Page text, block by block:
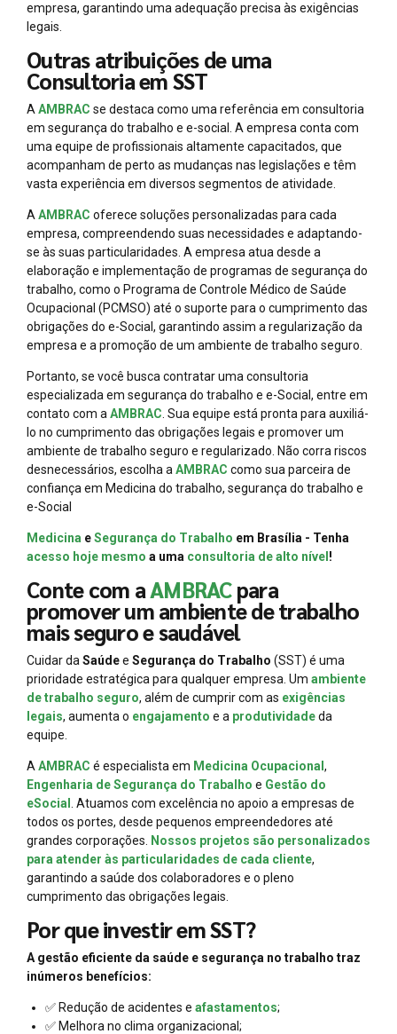
empresa, garantindo uma adequação precisa às exigências
legais.
Outras atribuições de uma
Consultoria em SST
A AMBRAC se destaca como uma referência em consultoria
em segurança do trabalho e e-social. A empresa conta com
uma equipe de profissionais altamente capacitados, que
acompanham de perto as mudanças nas legislações e têm
vasta experiência em diversos segmentos de atividade.
A AMBRAC oferece soluções personalizadas para cada
empresa, compreendendo suas necessidades e adaptando-
se às suas particularidades. A empresa atua desde a
elaboração e implementação de programas de segurança do
trabalho, como o Programa de Controle Médico de Saúde
Ocupacional (PCMSO) até o suporte para o cumprimento das
obrigações do e-Social, garantindo assim a regularização da
empresa e a promoção de um ambiente de trabalho seguro.
Portanto, se você busca contratar uma consultoria
especializada em segurança do trabalho e e-Social, entre em
contato com a AMBRAC . Sua equipe está pronta para auxiliá-
lo no cumprimento das obrigações legais e promover um
ambiente de trabalho seguro e regularizado. Não corra riscos
desnecessários, escolha a AMBRAC como sua parceira de
confiança em Medicina do trabalho, segurança do trabalho e
e-Social
Medicina eSegurança do Trabalho em Brasília - Tenha
acesso hoje mesmo a uma consultoria de alto nível !
Conte com aAMBRACpara
promover um ambiente de trabalho
mais seguro e saudável
Cuidar da Saúdee Segurança do Trabalho (SST) é uma
prioridade estratégica para qualquer empresa. Um ambiente
de trabalho seguro, além de cumprir com as exigências
legais, aumenta o engajamento e a produtividadeda
equipe.
A AMBRAC é especialista em Medicina Ocupacional ,
Engenharia de Segurança do Trabalho e Gestão do
eSocial
. Atuamos com excelência no apoio a empresas de
todos os portes, desde pequenos empreendedores até
grandes corporações.
Nossos projetos são personalizados
para atender às particularidades de cada cliente,
garantindo a saúde dos colaboradores e o pleno
cumprimento das obrigações legais.
Por que investir em SST?
A gestão eficiente da saúde e segurança no trabalho traz
inúmeros benefícios:
✅ Redução de acidentes e afastamentos;
✅ Melhora no clima organizacional;